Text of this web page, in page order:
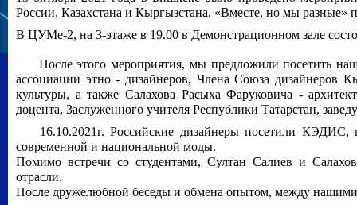
России, Казахстана и Кыргызстана. «Вместе, но мы разные»
В ЦУМе-2, на 3-этаже в 19.00 в Демонстрационном зале
После этого мероприятия, мы предложили посетить наш
ассоциации этно - дизайнеров, Члена Союза дизайнеров
культуры, а также Салахова Расыха Фаруковича -
доцента, Заслуженного учителя Республики Татарстан,
16.10.2021г. Российские дизайнеры посетили КЭДИС,
современной и национальной моды.
Помимо встречи со студентами, Султан Салиев и
отрасли.
После дружелюбной беседы и обмена опытом, между нашими